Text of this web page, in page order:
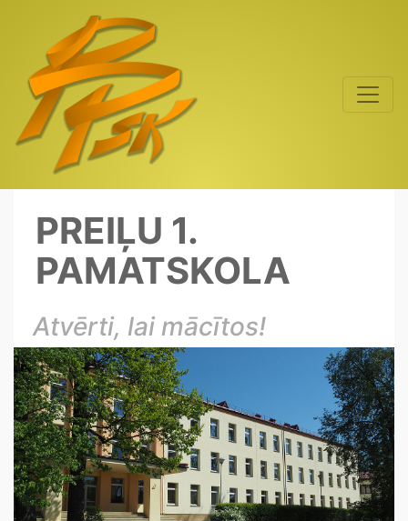
PREIĻU 1.
PAMATSKOLA
Atvērti, lai mācītos!